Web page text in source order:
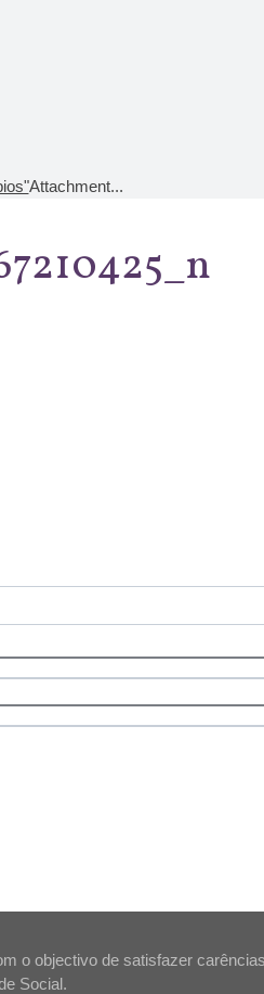
Attachment...
o objectivo de satisfazer
Social.